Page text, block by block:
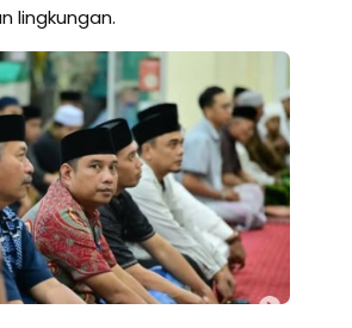
lingkungan.